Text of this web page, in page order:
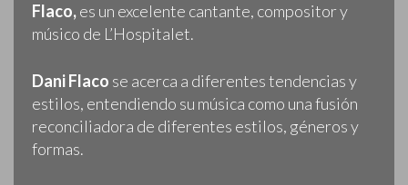
Flaco,es un excelente cantante, compositor y
músico de L’Hospitalet.
Dani Flaco se acerca a diferentes tendencias y
estilos, entendiendo su música como una fusión
reconciliadora de diferentes estilos, géneros y
formas.